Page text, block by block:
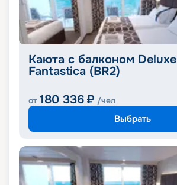
Каюта с балконом Deluxe
Fantastica (BR2)
от 180 336 ₽ /чел
Выбрать